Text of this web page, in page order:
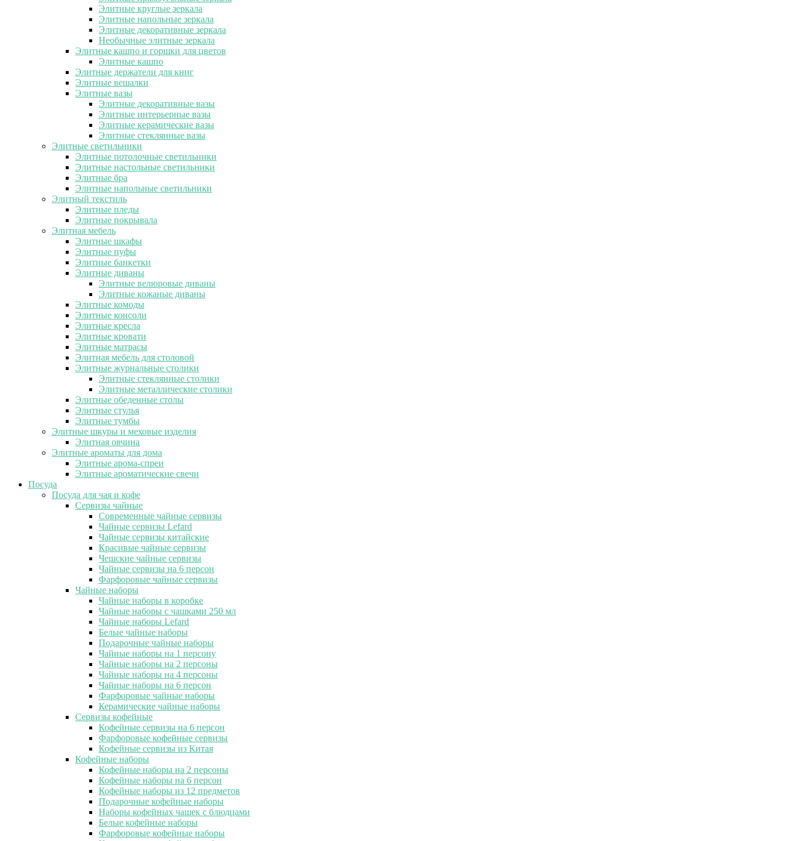
Элитные круглые зеркала
Элитные напольные зеркала
Элитные декоративные зеркала
Необычные элитные зеркала
Элитные кашпо и горшки для цветов
Элитные кашпо
Элитные держатели для книг
Элитные вешалки
Элитные вазы
Элитные декоративные вазы
Элитные интерьерные вазы
Элитные керамические вазы
Элитные стеклянные вазы
Элитные светильники
Элитные потолочные светильники
Элитные настольные светильники
Элитные бра
Элитные напольные светильники
Элитный текстиль
Элитные пледы
Элитные покрывала
Элитная мебель
Элитные шкафы
Элитные пуфы
Элитные банкетки
Элитные диваны
Элитные велюровые диваны
Элитные кожаные диваны
Элитные комоды
Элитные консоли
Элитные кресла
Элитные кровати
Элитные матрасы
Элитная мебель для столовой
Элитные журнальные столики
Элитные стеклянные столики
Элитные металлические столики
Элитные обеденные столы
Элитные стулья
Элитные тумбы
Элитные шкуры и меховые изделия
Элитная овчина
Элитные ароматы для дома
Элитные арома-спреи
Элитные ароматические свечи
Посуда
Посуда для чая и кофе
Сервизы чайные
Современные чайные сервизы
Чайные сервизы Lefard
Чайные сервизы китайские
Красивые чайные сервизы
Чешские чайные сервизы
Чайные сервизы на 6 персон
Фарфоровые чайные сервизы
Чайные наборы
Чайные наборы в коробке
Чайные наборы с чашками 250 мл
Чайные наборы Lefard
Белые чайные наборы
Подарочные чайные наборы
Чайные наборы на 1 персону
Чайные наборы на 2 персоны
Чайные наборы на 4 персоны
Чайные наборы на 6 персон
Фарфоровые чайные наборы
Керамические чайные наборы
Сервизы кофейные
Кофейные сервизы на 6 персон
Фарфоровые кофейные сервизы
Кофейные сервизы из Китая
Кофейные наборы
Кофейные наборы на 2 персоны
Кофейные наборы на 6 персон
Кофейные наборы из 12 предметов
Подарочные кофейные наборы
Наборы кофейных чашек с блюдцами
Белые кофейные наборы
Фарфоровые кофейные наборы